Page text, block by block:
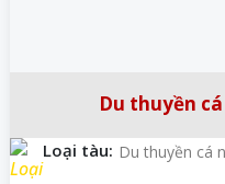
Du thuyền
Loại tàu: Du thuyền cá